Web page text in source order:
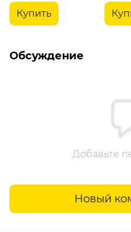
Купить
Обсуждение
Добавьте
Новый